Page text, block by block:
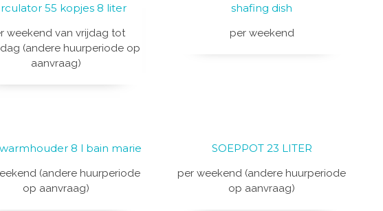
55 kopjes 8 liter
weekend van vrijdag tot
(andere huurperiode op
aanvraag)
shafing dish
per weekend
8 l bain marie
(andere huurperiode
op aanvraag)
SOEPPOT 23 LITER
per weekend (andere huurperiode
op aanvraag)